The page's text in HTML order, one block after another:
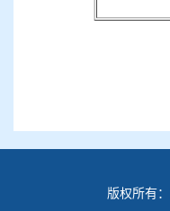
版权所有：